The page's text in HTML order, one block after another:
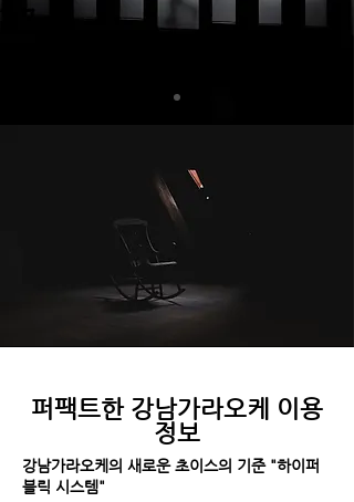
​퍼팩트한 강남가라오케 이용
정보
강남가라오케의 새로운 초이스의 기준 "하이퍼
블릭 시스템"